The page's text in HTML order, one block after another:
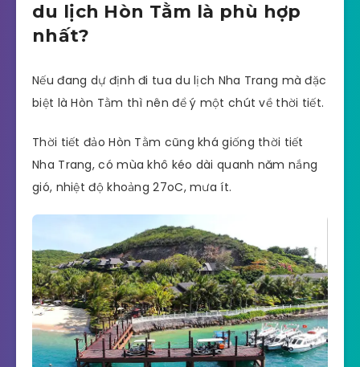
du lịch Hòn Tằm là phù hợp
nhất?
Nếu đang dự định đi tua du lịch Nha Trang mà đặc
biệt là Hòn Tằm thì nên để ý một chút về thời tiết.
Thời tiết đảo Hòn Tằm cũng khá giống thời tiết
Nha Trang, có mùa khô kéo dài quanh năm nắng
gió, nhiệt độ khoảng 27oC, mưa ít.